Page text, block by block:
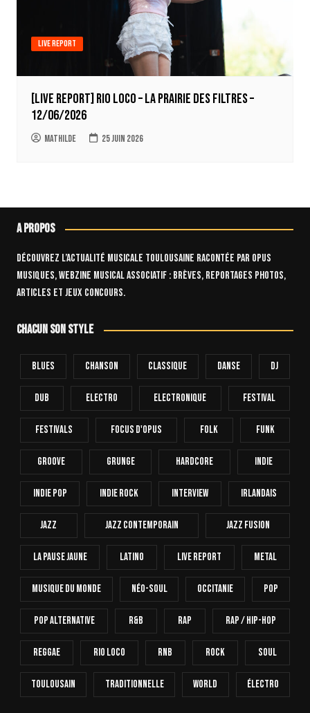
Live report
[LIVE REPORT] Rio Loco – La Prairie des Filtres –
12/06/2026
Mathilde 25 juin 2026
A propos
Découvrez l’actualité musicale toulousaine racontée par OPUS
Musiques, webzine musical associatif : brèves, reportages photos,
articles et jeux concours.
Chacun son style
Blues Chanson Classique Danse Dj
Dub Electro Electronique FESTIVAL
Festivals Focus D'Opus Folk Funk
Groove Grunge Hardcore INDIE
Indie Pop Indie Rock Interview Irlandais
Jazz Jazz Contemporain Jazz Fusion
La Pause Jaune Latino Live Report Metal
Musique Du Monde Néo-Soul Occitanie Pop
Pop Alternative R&B Rap Rap / Hip-Hop
Reggae Rio Loco RnB Rock Soul
Toulousain Traditionnelle World Électro